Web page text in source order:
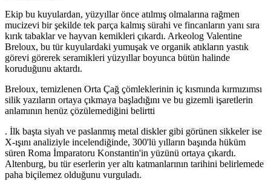
Ekip bu kuyulardan, yüzyıllar önce atılmış olmalarına rağmen
mucizevi bir şekilde tek parça kalmış sürahi ve fincanların yanı sıra
kırık tabaklar ve hayvan kemikleri çıkardı. Arkeolog Valentine
Breloux, bu tür kuyulardaki yumuşak ve organik atıkların yastık
görevi görerek seramikleri yüzyıllar boyunca bütün halinde
koruduğunu aktardı.
Breloux, temizlenen Orta Çağ çömleklerinin iç kısmında kırmızımsı
silik yazıların ortaya çıkmaya başladığını ve bu gizemli işaretlerin
anlamının henüz çözülemediğini belirtti
. İlk başta siyah ve paslanmış metal diskler gibi görünen sikkeler ise
X-ışını analiziyle incelendiğinde, 300'lü yılların başında hüküm
süren Roma İmparatoru Konstantin'in yüzünü ortaya çıkardı.
Altenburg, bu tür eserlerin yer altı katmanlarının tarihini belirlemede
paha biçilemez olduğunu vurguladı.